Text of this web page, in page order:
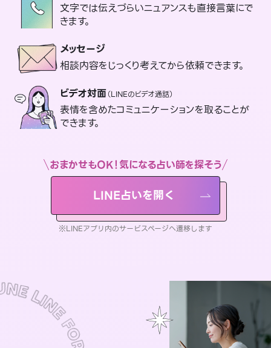
文字では伝えづらいニュアンスも直接言葉にで
きます。
メッセージ
相談内容をじっくり考えてから依頼できます。
ビデオ対面（LINEのビデオ通話）
表情を含めたコミュニケーションを取ることが
できます。
おまかせもOK！気になる占い師を探そう
LINE占いを開く
※LINEアプリ内のサービスページへ遷移します